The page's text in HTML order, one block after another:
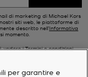
di marketing di Michael Kors
siti web, le piattaforme di
descritto nell’Informativa
momento.
vedere iTermini e condizioni
per garantire e